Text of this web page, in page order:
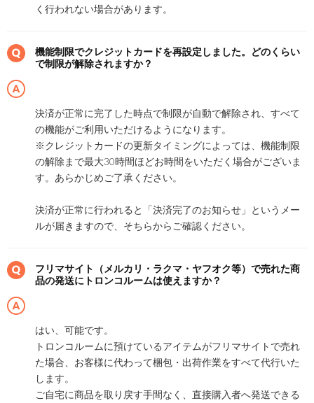
く行われない場合があります。
機能制限でクレジットカードを再設定しました。どのくらい
で制限が解除されますか？
決済が正常に完了した時点で制限が自動で解除され、すべて
の機能がご利用いただけるようになります。
※クレジットカードの更新タイミングによっては、機能制限
の解除まで最大30時間ほどお時間をいただく場合がございま
す。あらかじめご了承ください。
決済が正常に行われると「決済完了のお知らせ」というメー
ルが届きますので、そちらからご確認ください。
フリマサイト（メルカリ・ラクマ・ヤフオク等）で売れた商
品の発送にトロンコルームは使えますか？
はい、可能です。
トロンコルームに預けているアイテムがフリマサイトで売れ
た場合、お客様に代わって梱包・出荷作業をすべて代行いた
します。
ご自宅に商品を取り戻す手間なく、直接購入者へ発送できる